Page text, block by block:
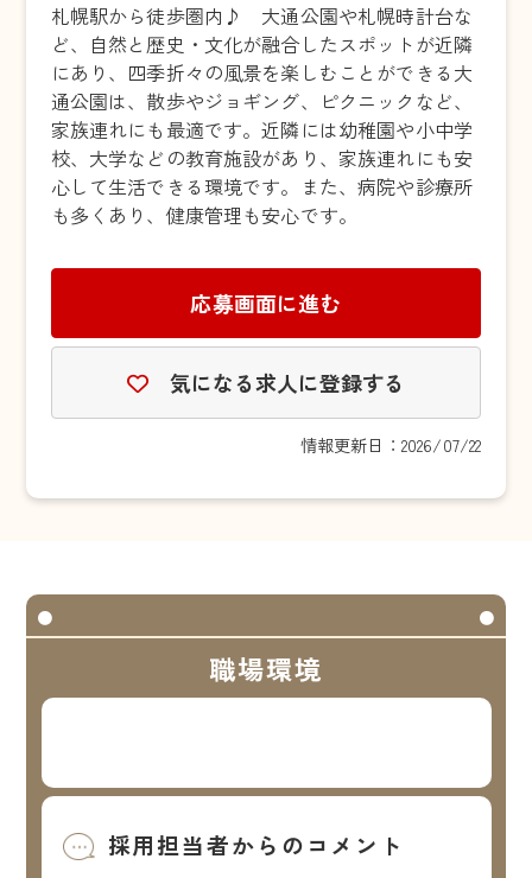
札幌駅から徒歩圏内♪ 大通公園や札幌時計台な
ど、自然と歴史・文化が融合したスポットが近隣
にあり、四季折々の風景を楽しむことができる大
通公園は、散歩やジョギング、ピクニックなど、
家族連れにも最適です。近隣には幼稚園や小中学
校、大学などの教育施設があり、家族連れにも安
心して生活できる環境です。また、病院や診療所
も多くあり、健康管理も安心です。
応募画面に進む
気になる求人に登録する
情報更新日：2026/07/22
職場環境
採用担当者からのコメント